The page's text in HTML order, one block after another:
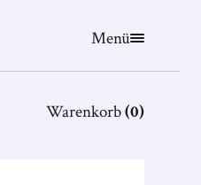
Menü
Warenkorb(0)